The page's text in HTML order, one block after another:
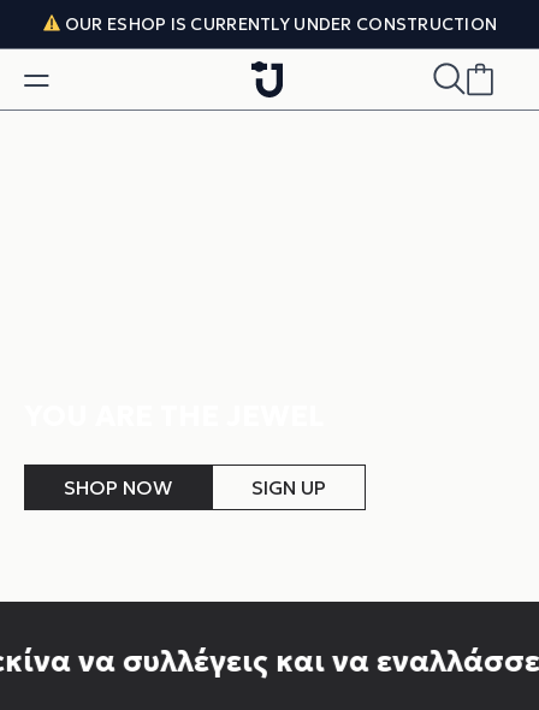
Skip to content
OUR ESHOP IS CURRENTLY UNDER CONSTRUCTION
SHOP NOW SIGN UP
να συλλέγεις και να